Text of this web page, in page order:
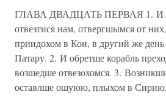
ГЛАВА ДВАДЦАТЬ ПЕРВАЯ 1. И
отвезтися нам, отвергшымся от
приидохом в Кон, в другий же день
Патару. 2. И обретше корабль
возшедше отвезохомся. 3.
оставлше ошуюю, плыхом в